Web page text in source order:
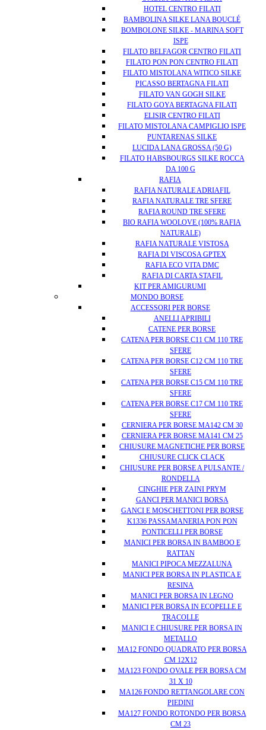
HOTEL CENTRO FILATI
BAMBOLINA SILKE LANA BOUCLÉ
BOMBOLONE SILKE - MARINA SOFT
ISPE
FILATO BELFAGOR CENTRO FILATI
FILATO PON PON CENTRO FILATI
FILATO MISTOLANA WITICO SILKE
PICASSO BERTAGNA FILATI
FILATO VAN GOGH SILKE
FILATO GOYA BERTAGNA FILATI
ELISIR CENTRO FILATI
FILATO MISTOLANA CAMPIGLIO ISPE
PUNTARENAS SILKE
LUCIDA LANA GROSSA (50 G)
FILATO HABSBOURGS SILKE ROCCA
DA 100 G
RAFIA
RAFIA NATURALE ADRIAFIL
RAFIA NATURALE TRE SFERE
RAFIA ROUND TRE SFERE
BIO RAFIA WOOLOVE (100% RAFIA
NATURALE)
RAFIA NATURALE VISTOSA
RAFIA DI VISCOSA GPTEX
RAFIA ECO VITA DMC
RAFIA DI CARTA STAFIL
KIT PER AMIGURUMI
MONDO BORSE
ACCESSORI PER BORSE
ANELLI APRIBILI
CATENE PER BORSE
CATENA PER BORSE C11 CM 110 TRE
SFERE
CATENA PER BORSE C12 CM 110 TRE
SFERE
CATENA PER BORSE C15 CM 110 TRE
SFERE
CATENA PER BORSE C17 CM 110 TRE
SFERE
CERNIERA PER BORSE MA142 CM 30
CERNIERA PER BORSE MA141 CM 25
CHIUSURE MAGNETICHE PER BORSE
CHIUSURE CLICK CLACK
CHIUSURE PER BORSE A PULSANTE /
RONDELLA
CINGHIE PER ZAINI PRYM
GANCI PER MANICI BORSA
GANCI E MOSCHETTONI PER BORSE
K1336 PASSAMANERIA PON PON
PONTICELLI PER BORSE
MANICI PER BORSA IN BAMBOO E
RATTAN
MANICI PIPOCA MEZZALUNA
MANICI PER BORSA IN PLASTICA E
RESINA
MANICI PER BORSA IN LEGNO
MANICI PER BORSA IN ECOPELLE E
TRACOLLE
MANICI E CHIUSURE PER BORSA IN
METALLO
MA12 FONDO QUADRATO PER BORSA
CM 12X12
MA123 FONDO OVALE PER BORSA CM
31 X 10
MA126 FONDO RETTANGOLARE CON
PIEDINI
MA127 FONDO ROTONDO PER BORSA
CM 23